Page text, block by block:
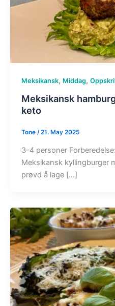
Meksikansk, Middag,
Meksikansk
keto
Tone /21. May 2025
3-4 personer
Meksikansk kyllingburger
prøvd å lage […]